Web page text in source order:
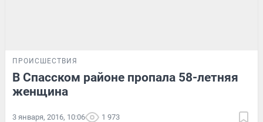
ПРОИСШЕСТВИЯ
В Спасском районе пропала 58-летняя
женщина
3 января, 2016, 10:06 1 973